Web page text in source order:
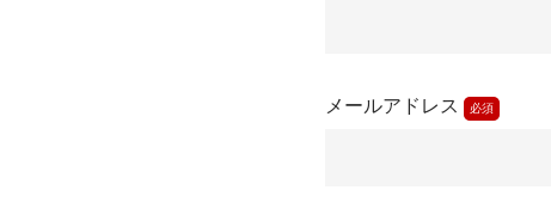
メールアドレス 必須